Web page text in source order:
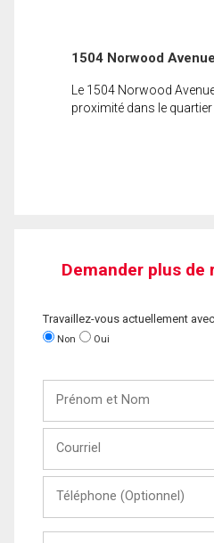
1504 Norwood Avenue
Le 1504 Norwood
proximité dans le
Demander plus de
Travaillez-vous actuellement
Non Oui
Nom
(Optionnel)
Message